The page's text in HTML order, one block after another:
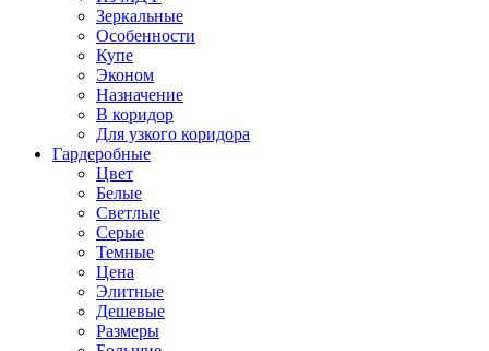
Зеркальные
Особенности
Купе
Эконом
Назначение
В коридор
Для узкого коридора
Гардеробные
Цвет
Белые
Светлые
Серые
Темные
Цена
Элитные
Дешевые
Размеры